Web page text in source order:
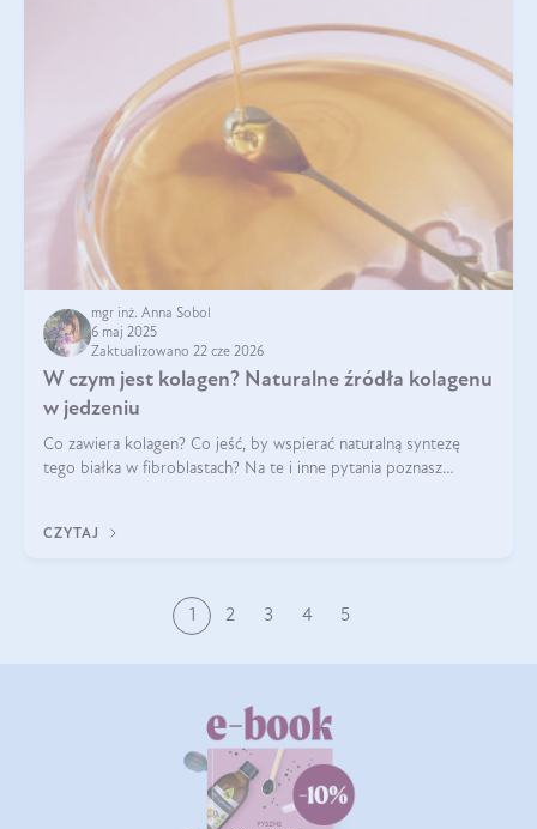
mgr inż. Anna Sobol
6 maj 2025
Zaktualizowano 22 cze 2026
W czym jest kolagen? Naturalne źródła kolagenu
w jedzeniu
Co zawiera kolagen? Co jeść, by wspierać naturalną syntezę
tego białka w fibroblastach? Na te i inne pytania poznasz
CZYTAJ
1 2 3 4 5